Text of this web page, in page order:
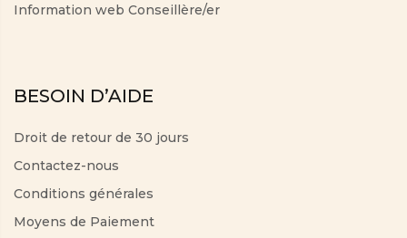
Information web Conseillère/er
BESOIN D’AIDE
Droit de retour de 30 jours
Contactez-nous
Conditions générales
Moyens de Paiement